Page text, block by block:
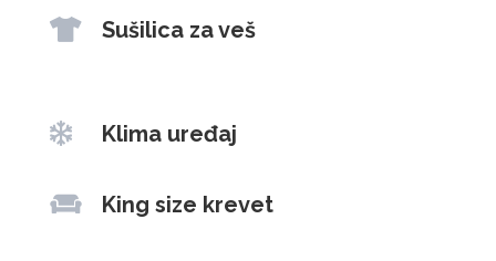
 Sušilica za veš
 Klima uređaj
 King size krevet